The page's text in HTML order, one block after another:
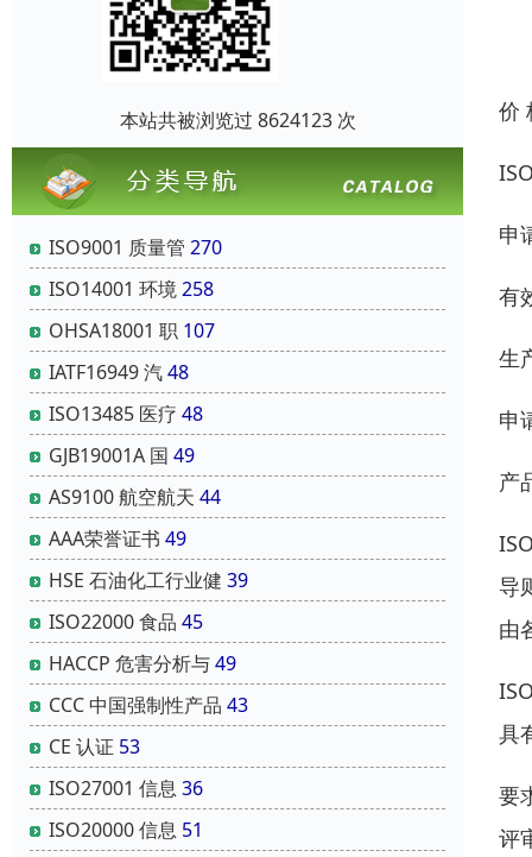
本站共被浏览过 8624123 次
ISO9001 质量管 270
ISO14001 环境258
OHSA18001 职 107
IATF16949 汽48
ISO13485 医疗 48
GJB19001A 国 49
AS9100 航空航天 44
AAA荣誉证书 49
HSE 石油化工行业健 39
ISO22000 食品 45
HACCP 危害分析与49
CCC 中国强制性产品 43
CE 认证 53
ISO27001 信息 36
ISO20000 信息 51
价
申
有
生
申
产
导
由
具
要
评